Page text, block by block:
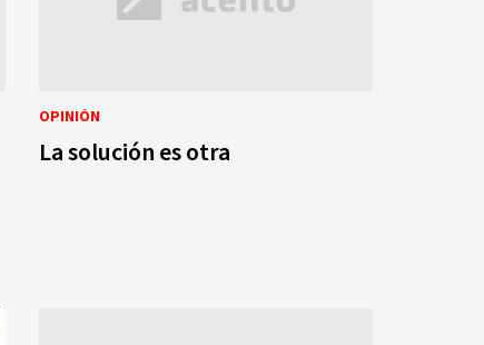
OPINIÓN
La solución es otra